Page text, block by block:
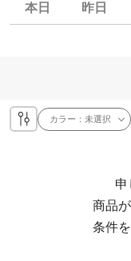
本日 昨日
カラー：未選択
申
条件